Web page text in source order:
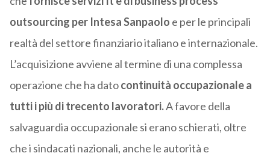
outsourcing per Intesa Sanpaolo e per le principali
realtà del settore finanziario italiano e internazionale.
L’acquisizione avviene al termine di una complessa
operazione che ha datocontinuità occupazionale a
tutti i più di trecento lavoratori.A favore della
salvaguardia occupazionale si erano schierati, oltre
che i sindacati nazionali, anche le autorità e